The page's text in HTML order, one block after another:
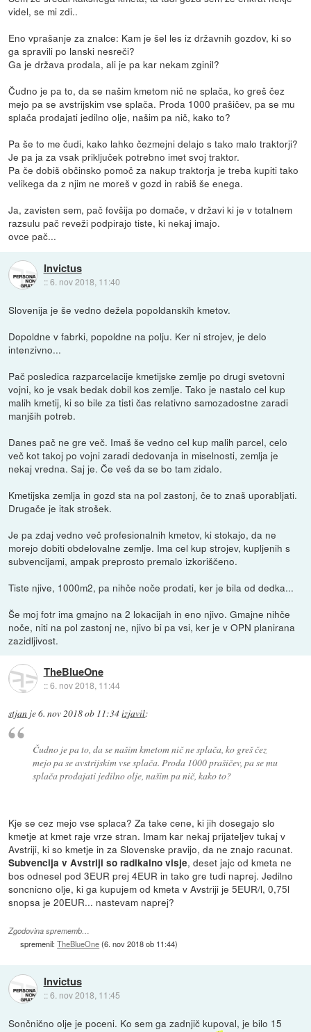
videl, se mi zdi..
Eno vprašanje za znalce: Kam je šel les iz državnih gozdov, ki so
ga spravili po lanski nesreči?
Ga je država prodala, ali je pa kar nekam zginil?
Čudno je pa to, da se našim kmetom nič ne splača, ko greš čez
mejo pa se avstrijskim vse splača. Proda 1000 prašičev, pa se mu
splača prodajati jedilno olje, našim pa nič, kako to?
Pa še to me čudi, kako lahko čezmejni delajo s tako malo traktorji?
Je pa ja za vsak priključek potrebno imet svoj traktor.
Pa če dobiš občinsko pomoč za nakup traktorja je treba kupiti tako
velikega da z njim ne moreš v gozd in rabiš še enega.
Ja, zavisten sem, pač fovšija po domače, v državi ki je v totalnem
razsulu pač reveži podpirajo tiste, ki nekaj imajo.
ovce pač...
Invictus
::6. nov 2018, 11:40
Slovenija je še vedno dežela popoldanskih kmetov.
Dopoldne v fabrki, popoldne na polju. Ker ni strojev, je delo
intenzivno...
Pač posledica razparcelacije kmetijske zemlje po drugi svetovni
vojni, ko je vsak bedak dobil kos zemlje. Tako je nastalo cel kup
malih kmetij, ki so bile za tisti čas relativno samozadostne zaradi
manjših potreb.
Danes pač ne gre več. Imaš še vedno cel kup malih parcel, celo
več kot takoj po vojni zaradi dedovanja in miselnosti, zemlja je
nekaj vredna. Saj je. Če veš da se bo tam zidalo.
Kmetijska zemlja in gozd sta na pol zastonj, če to znaš uporabljati.
Drugače je itak strošek.
Je pa zdaj vedno več profesionalnih kmetov, ki stokajo, da ne
morejo dobiti obdelovalne zemlje. Ima cel kup strojev, kupljenih s
subvencijami, ampak preprosto premalo izkoriščeno.
Tiste njive, 1000m2, pa nihče noče prodati, ker je bila od dedka...
Še moj fotr ima gmajno na 2 lokacijah in eno njivo. Gmajne nihče
noče, niti na pol zastonj ne, njivo bi pa vsi, ker je v OPN planirana
zazidljivost.
TheBlueOne
::6. nov 2018, 11:44
stjan je6. nov 2018 ob 11:34izjavil:
Čudno je pa to, da se našim kmetom nič ne splača, ko greš čez
mejo pa se avstrijskim vse splača. Proda 1000 prašičev, pa se mu
splača prodajati jedilno olje, našim pa nič, kako to?
Kje se cez mejo vse splaca? Za take cene, ki jih dosegajo slo
kmetje at kmet raje vrze stran. Imam kar nekaj prijateljev tukaj v
Avstriji, ki so kmetje in za Slovenske pravijo, da ne znajo racunat.
Subvencija v Avstriji so radikalno visje, deset jajc od kmeta ne
bos odnesel pod 3EUR prej 4EUR in tako gre tudi naprej. Jedilno
soncnicno olje, ki ga kupujem od kmeta v Avstriji je 5EUR/l, 0,75l
snopsa je 20EUR... nastevam naprej?
Zgodovina sprememb…
spremenil:TheBlueOne(6. nov 2018 ob 11:44)
Invictus
::6. nov 2018, 11:45
Sončnično olje je poceni. Ko sem ga zadnjič kupoval, je bilo 15